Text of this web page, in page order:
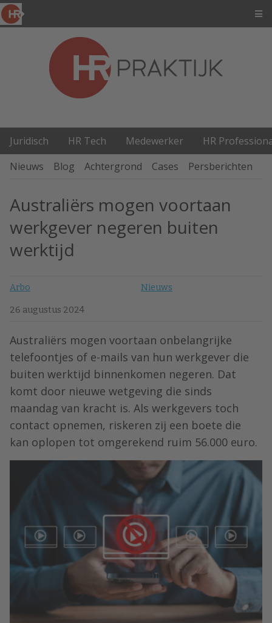
Juridisch HR Tech Medewerker
HR
Nieuws
Blog Achtergrond Cases Persberichten
Australiërs mogen voortaan
werkgever negeren buiten
werktijd
Arbo Nieuws
26 augustus 2024
Australiërs mogen voortaan onbelangrijke
telefoontjes of e-mails van hun werkgever die
buiten werktijd binnenkomen negeren. Dat
komt door nieuwe wetgeving die sinds
maandag van kracht is. Als werkgevers toch
contact opnemen, riskeren zij een boete die
kan oplopen tot omgerekend ruim 56.000 euro.